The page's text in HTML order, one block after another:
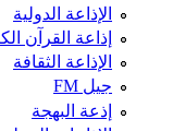
الإذاعة الدولية
إذاعة القرآن
الإذاعة الثقافة
جيل FM
إذعة البهجة